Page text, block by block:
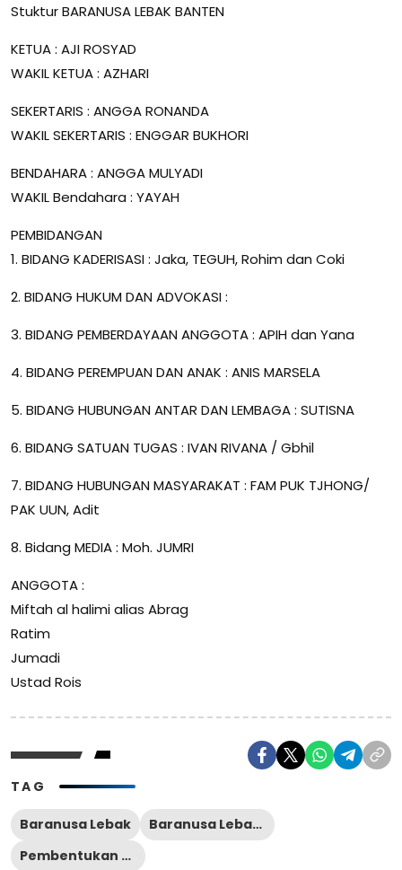
Stuktur BARANUSA LEBAK BANTEN
KETUA : AJI ROSYAD
WAKIL KETUA : AZHARI
SEKERTARIS : ANGGA RONANDA
WAKIL SEKERTARIS : ENGGAR BUKHORI
BENDAHARA : ANGGA MULYADI
WAKIL Bendahara : YAYAH
PEMBIDANGAN
1. BIDANG KADERISASI : Jaka, TEGUH, Rohim dan Coki
2. BIDANG HUKUM DAN ADVOKASI :
3. BIDANG PEMBERDAYAAN ANGGOTA : APIH dan Yana
4. BIDANG PEREMPUAN DAN ANAK : ANIS MARSELA
5. BIDANG HUBUNGAN ANTAR DAN LEMBAGA : SUTISNA
6. BIDANG SATUAN TUGAS : IVAN RIVANA / Gbhil
7. BIDANG HUBUNGAN MASYARAKAT : FAM PUK TJHONG/
PAK UUN, Adit
8. Bidang MEDIA : Moh. JUMRI
ANGGOTA :
Miftah al halimi alias Abrag
Ratim
Jumadi
Ustad Rois
TAG
Baranusa Lebak
Baranusa Lebak Banten
Pembentukan Baranusa Lebak